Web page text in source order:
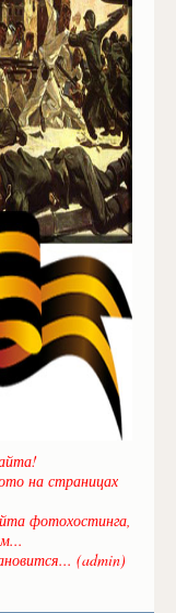
на страницах
фотохостинга,
(admin)